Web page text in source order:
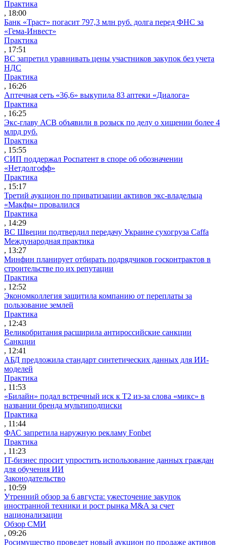
Практика
, 18:00
Банк «Траст» погасит 797,3 млн руб. долга перед ФНС за
«Гема-Инвест»
Практика
, 17:51
ВС запретил уравнивать цены участников закупок без учета
НДС
Практика
, 16:26
Аптечная сеть «36,6» выкупила 83 аптеки «Диалога»
Практика
, 16:25
Экс-главу АСВ объявили в розыск по делу о хищении более 4
млрд руб.
Практика
, 15:55
СИП поддержал Роспатент в споре об обозначении
«Нетдолгофф»
Практика
, 15:17
Третий аукцион по приватизации активов экс-владельца
«Макфы» провалился
Практика
, 14:29
ВС Швеции подтвердил передачу Украине сухогруза Caffa
Международная практика
, 13:27
Минфин планирует отбирать подрядчиков госконтрактов в
строительстве по их репутации
Практика
, 12:52
Экономколлегия защитила компанию от переплаты за
пользование землей
Практика
, 12:43
Великобритания расширила антироссийские санкции
Санкции
, 12:41
АБД предложила стандарт синтетических данных для ИИ-
моделей
Практика
, 11:53
«Билайн» подал встречный иск к Т2 из-за слова «микс» в
названии бренда мультиподписки
Практика
, 11:44
ФАС запретила наружную рекламу Fonbet
Практика
, 11:23
IT-бизнес просит упростить использование данных граждан
для обучения ИИ
Законодательство
, 10:59
Утренний обзор за 6 августа: ужесточение закупок
иностранной техники и рост рынка M&A за счет
национализации
Обзор СМИ
, 09:26
Росимущество проведет новый аукцион по продаже активов